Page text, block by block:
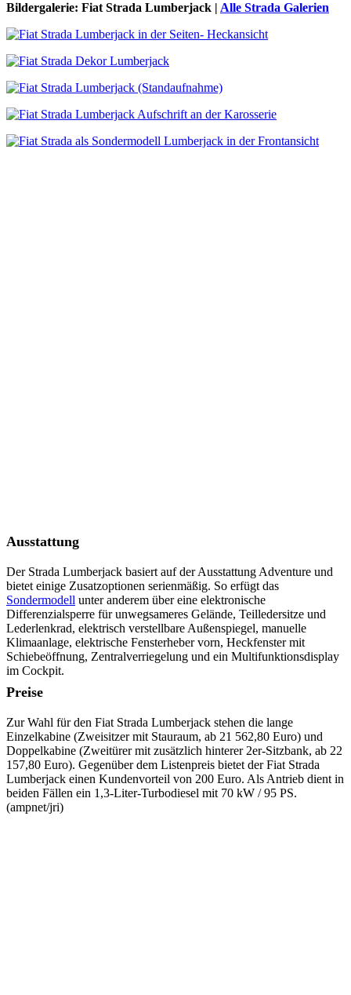
Bildergalerie: Fiat Strada Lumberjack | Alle Strada Galerien
Ausstattung
Der Strada Lumberjack basiert auf der Ausstattung Adventure und
bietet einige Zusatzoptionen serienmäßig. So erfügt das
Sondermodell unter anderem über eine elektronische
Differenzialsperre für unwegsameres Gelände, Teilledersitze und
Lederlenkrad, elektrisch verstellbare Außenspiegel, manuelle
Klimaanlage, elektrische Fensterheber vorn, Heckfenster mit
Schiebeöffnung, Zentralverriegelung und ein Multifunktionsdisplay
im Cockpit.
Preise
Zur Wahl für den Fiat Strada Lumberjack stehen die lange
Einzelkabine (Zweisitzer mit Stauraum, ab 21 562,80 Euro) und
Doppelkabine (Zweitürer mit zusätzlich hinterer 2er-Sitzbank, ab 22
157,80 Euro). Gegenüber dem Listenpreis bietet der Fiat Strada
Lumberjack einen Kundenvorteil von 200 Euro. Als Antrieb dient in
beiden Fällen ein 1,3-Liter-Turbodiesel mit 70 kW / 95 PS.
(ampnet/jri)